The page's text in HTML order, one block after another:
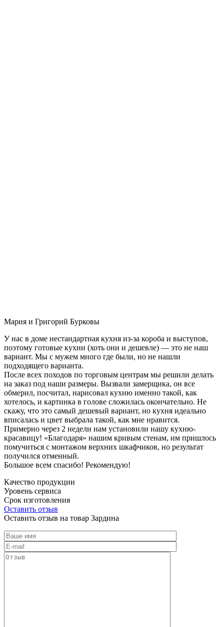
Мария и Григорий Бурковы
У нас в доме нестандартная кухня из-за короба и выступов,
поэтому готовые кухни (хоть они и дешевле) — это не наш
вариант. Мы с мужем много где были, но не нашли
подходящего варианта.
После всех походов по торговым центрам мы решили делать
на заказ под наши размеры. Вызвали замерщика, он все
обмерил, посчитал, нарисовал кухню именно такой, как
хотелось, и картинка в голове сложилась окончательно. Не
скажу, что это самый дешевый вариант, но кухня идеально
вписалась и цвет выбрала такой, как мне нравится.
Примерно через 2 недели нам установили нашу кухню-
красавицу! «Благодаря» нашим кривым стенам, им пришлось
помучиться с монтажом верхних шкафчиков, но результат
получился отменный.
Большое всем спасибо! Рекомендую!
Качество продукции
Уровень сервиса
Срок изготовления
Оставить отзыв
Оставить отзыв на товар Зардина